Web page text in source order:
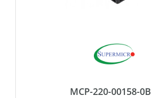
MCP-220-00158-0B